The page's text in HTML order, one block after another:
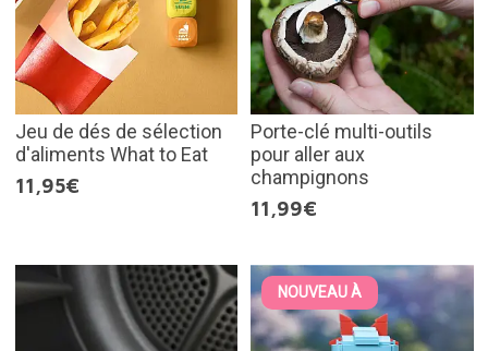
Jeu de dés de sélection
d'aliments What to Eat
11,95€
Porte-clé multi-outils
pour aller aux
champignons
11,99€
NOUVEAU À